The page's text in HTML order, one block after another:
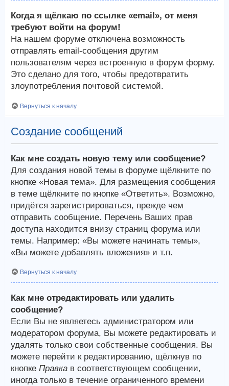
Когда я щёлкаю по ссылке «email», от меня
требуют войти на форум!
На нашем форуме отключена возможность
отправлять email-сообщения другим
пользователям через встроенную в форум форму.
Это сделано для того, чтобы предотвратить
злоупотребления почтовой системой.
Вернуться к началу
Создание сообщений
Как мне создать новую тему или сообщение?
Для создания новой темы в форуме щёлкните по
кнопке «Новая тема». Для размещения сообщения
в теме щёлкните по кнопке «Ответить». Возможно,
придётся зарегистрироваться, прежде чем
отправить сообщение. Перечень Ваших прав
доступа находится внизу страниц форума или
темы. Например: «Вы можете начинать темы»,
«Вы можете добавлять вложения» и т.п.
Вернуться к началу
Как мне отредактировать или удалить
сообщение?
Если Вы не являетесь администратором или
модератором форума, Вы можете редактировать и
удалять только свои собственные сообщения. Вы
можете перейти к редактированию, щёлкнув по
кнопке Правка в соответствующем сообщении,
иногда только в течение ограниченного времени